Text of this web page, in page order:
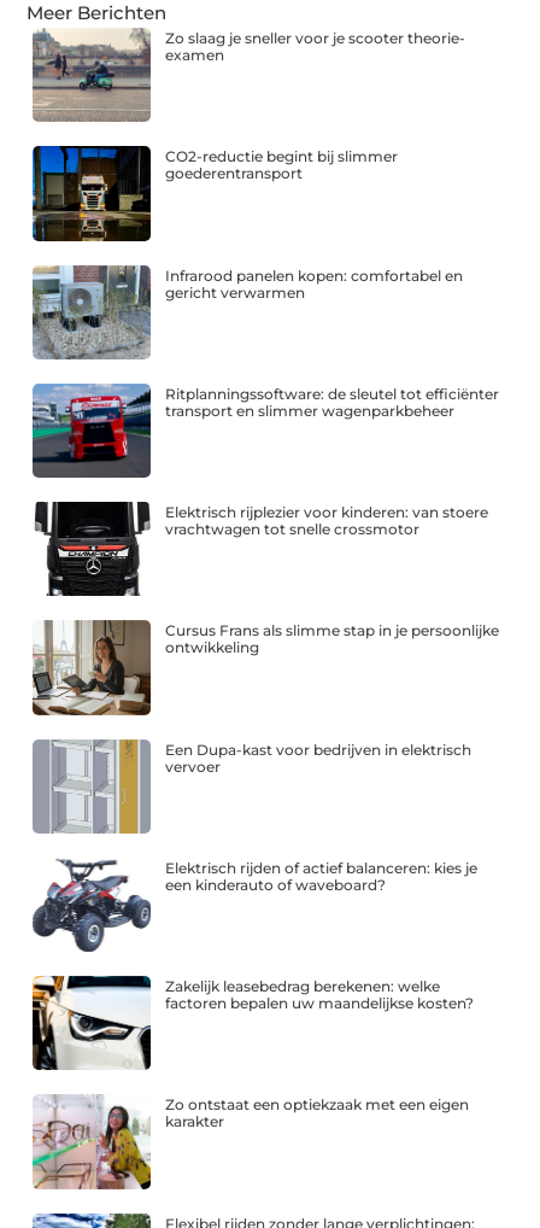
Meer Berichten
Zo slaag je sneller voor je scooter theorie-
examen
CO2-reductie begint bij slimmer
goederentransport
Infrarood panelen kopen: comfortabel en
gericht verwarmen
Ritplanningssoftware: de sleutel tot efficiënter
transport en slimmer wagenparkbeheer
Elektrisch rijplezier voor kinderen: van stoere
vrachtwagen tot snelle crossmotor
Cursus Frans als slimme stap in je persoonlijke
ontwikkeling
Een Dupa-kast voor bedrijven in elektrisch
vervoer
Elektrisch rijden of actief balanceren: kies je
een kinderauto of waveboard?
Zakelijk leasebedrag berekenen: welke
factoren bepalen uw maandelijkse kosten?
Zo ontstaat een optiekzaak met een eigen
karakter
Flexibel rijden zonder lange verplichtingen: